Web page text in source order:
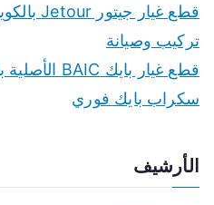
تركيب وصيانة
سكراب بايك فوري
الأرشيف